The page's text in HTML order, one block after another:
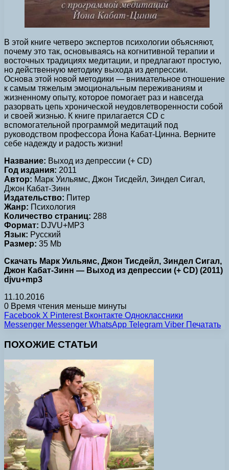
В этой книге четверо экспертов психологии объясняют,
почему это так, основываясь на когнитивной терапии и
восточных традициях медитации, и предлагают простую,
но действенную методику выхода из депрессии.
Основа этой новой методики — внимательное отношение
к самым тяжелым эмоциональным переживаниям и
жизненному опыту, которое помогает раз и навсегда
разорвать цепь хронической неудовлетворенности собой
и своей жизнью. К книге прилагается CD с
вспомогательной программой медитаций под
руководством профессора Йона Кабат-Цинна. Верните
себе надежду и радость жизни!
Название: Выход из депрессии (+ CD)
Год издания: 2011
Автор: Марк Уильямс, Джон Тисдейл, Зиндел Сигал,
Джон Кабат-Зинн
Издательство: Питер
Жанр: Психология
Количество страниц: 288
Формат: DJVU+MP3
Язык: Русский
Размер: 35 Mb
Скачать Марк Уильямс, Джон Тисдейл, Зиндел Сигал,
Джон Кабат-Зинн — Выход из депрессии (+ CD) (2011)
djvu+mp3
11.10.2016
0 Время чтения меньше минуты
Facebook X Pinterest Вконтакте Одноклассники
Messenger Messenger WhatsApp Telegram Viber Печатать
ПОХОЖИЕ СТАТЬИ